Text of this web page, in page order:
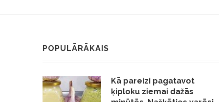
POPULĀRĀKAIS
Kā pareizi pagatavot
ķiploku ziemai dažās